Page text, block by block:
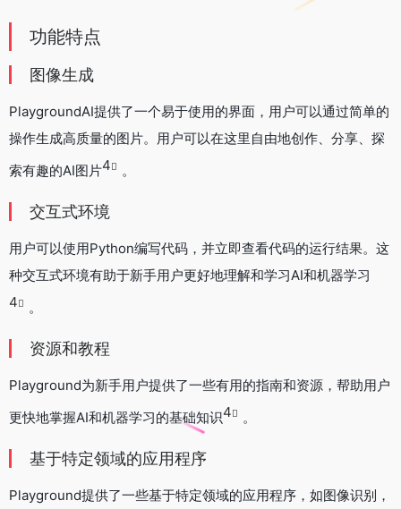
功能特点
图像生成
PlaygroundAI提供了一个易于使用的界面，用户可以通过简单的
操作生成高质量的图片。用户可以在这里自由地创作、分享、探
索有趣的AI图片4 。
交互式环境
用户可以使用Python编写代码，并立即查看代码的运行结果。这
种交互式环境有助于新手用户更好地理解和学习AI和机器学习
4
。
资源和教程
Playground为新手用户提供了一些有用的指南和资源，帮助用户
更快地掌握AI和机器学习的基础知识4 。
基于特定领域的应用程序
Playground提供了一些基于特定领域的应用程序，如图像识别，